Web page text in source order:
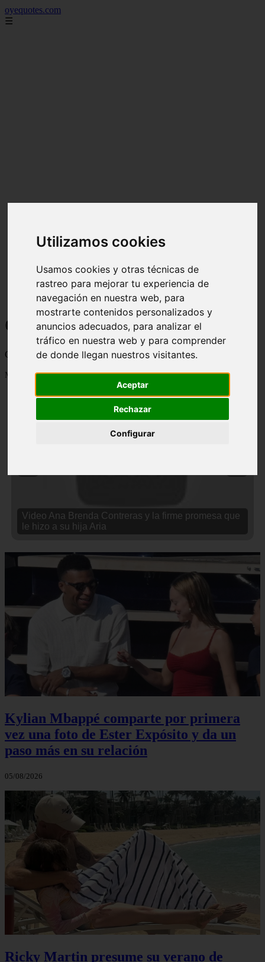
Utilizamos cookies
Usamos cookies y otras técnicas de
rastreo para mejorar tu experiencia de
navegación en nuestra web, para
mostrarte contenidos personalizados y
anuncios adecuados, para analizar el
tráfico en nuestra web y para comprender
de donde llegan nuestros visitantes.
Aceptar
Rechazar
Configurar
oyequotes.com
☰
Curiosidades y Sabias que
Cosas curiosas, curiosidades, noticias impactantes y mucho mas
Mostrando 1 - 24 de 2833 artículos
Video Ana Brenda Contreras y la firme promesa que
le hizo a su hija Aria
Kylian Mbappé comparte por primera
vez una foto de Ester Expósito y da un
paso más en su relación
05/08/2026
Ricky Martin presume su verano de